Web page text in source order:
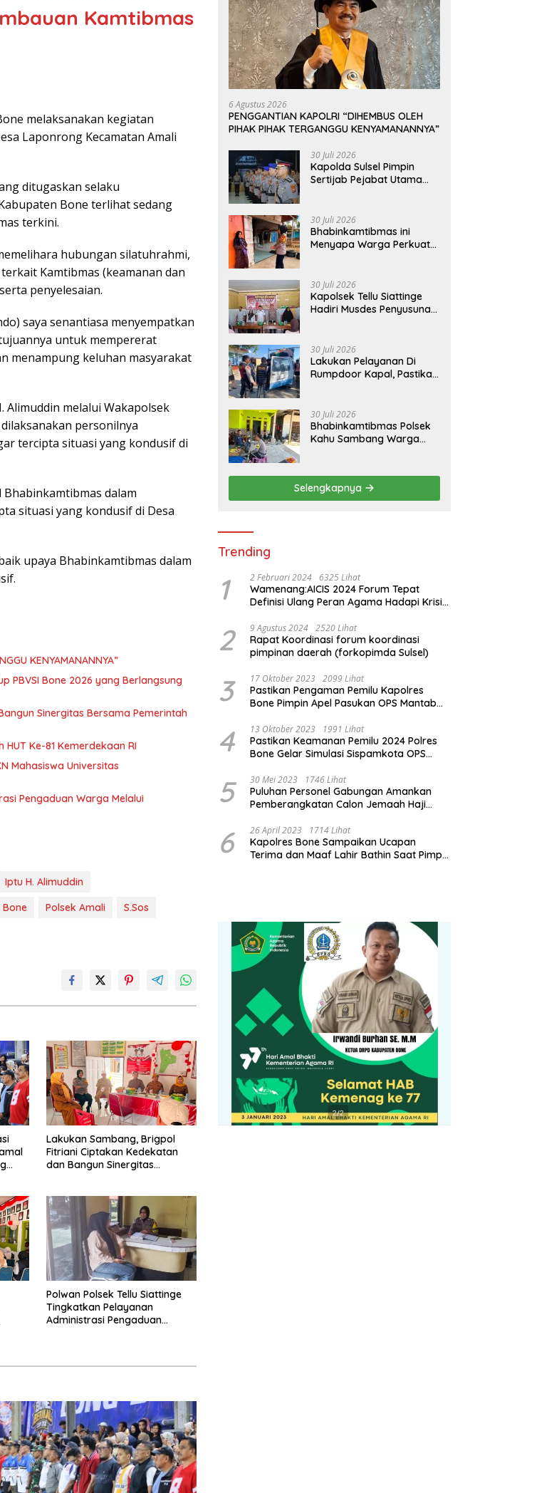
Kamtibmas
melaksanakan kegiatan
Laponrong Kecamatan Amali
ditugaskan selaku
Bone terlihat sedang
terkini.
hubungan silatuhrahmi,
Kamtibmas (keamanan dan
penyelesaian.
saya senantiasa menyempatkan
untuk mempererat
menampung keluhan masyarakat
Alimuddin melalui Wakapolsek
personilnya
tercipta situasi yang kondusif di
dalam
situasi yang kondusif di Desa
upaya Bhabinkamtibmas dalam
KENYAMANANNYA”
PBVSI Bone 2026 yang Berlangsung
Sinergitas Bersama Pemerintah
Ke-81 Kemerdekaan RI
Mahasiswa Universitas
Pengaduan Warga Melalui
Iptu H. Alimuddin
Bone Polsek Amali
S.Sos
Lakukan Sambang, Brigpol
Fitriani Ciptakan Kedekatan
dan Bangun Sinergitas
Polwan Polsek Tellu Siattinge
Tingkatkan Pelayanan
Administrasi Pengaduan
6 Agustus 2026
PENGGANTIAN KAPOLRI “DIHEMBUS OLEH
PIHAK PIHAK TERGANGGU KENYAMANANNYA”
30 Juli 2026
Kapolda Sulsel Pimpin
Sertijab Pejabat Utama
Kapolresta Gowa
30 Juli 2026
Bhabinkamtibmas ini
Menyapa Warga Perkuat
30 Juli 2026
Kapolsek Tellu Siattinge
Hadiri Musdes Penyusunan
30 Juli 2026
Lakukan Pelayanan Di
Rumpdoor Kapal, Pastikan
30 Juli 2026
Bhabinkamtibmas Polsek
Kahu Sambang Warga
Selengkapnya
Trending
1 2 Februari 2024 6325 Lihat
Wamenang:AICIS 2024 Forum Tepat
Definisi Ulang Peran Agama Hadapi Krisis
2 9 Agustus 2024 2520 Lihat
Rapat Koordinasi forum koordinasi
pimpinan daerah (forkopimda Sulsel)
3 17 Oktober 2023 2099 Lihat
Pastikan Pengaman Pemilu Kapolres
Bone Pimpin Apel Pasukan OPS Mantab
4 13 Oktober 2023 1991 Lihat
Pastikan Keamanan Pemilu 2024 Polres
Bone Gelar Simulasi Sispamkota OPS
5 30 Mei 2023 1746 Lihat
Puluhan Personel Gabungan Amankan
Pemberangkatan Calon Jemaah Haji
6 26 April 2023 1714 Lihat
Kapolres Bone Sampaikan Ucapan
Terima dan Maaf Lahir Bathin Saat Pimpin